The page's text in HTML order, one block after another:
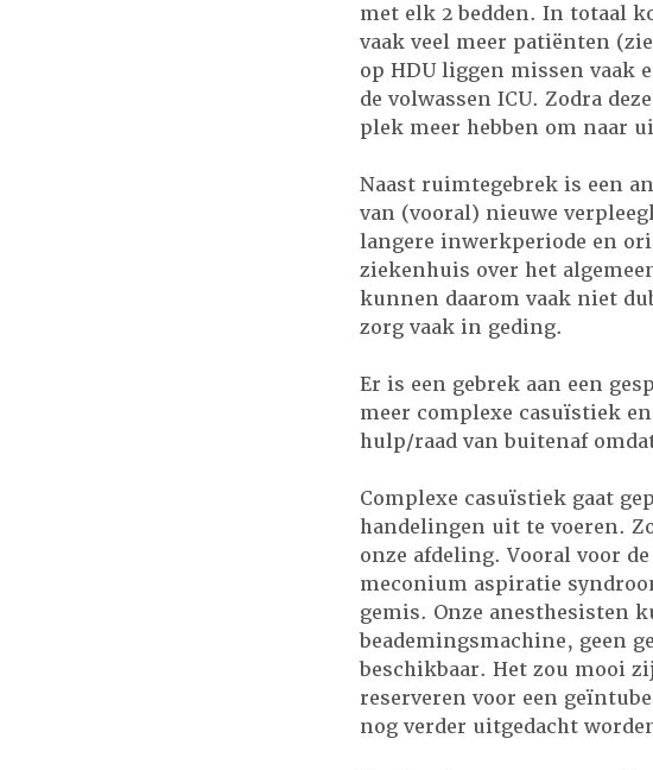
met elk 2 bedden. In totaal
vaak veel meer patiënten
op HDU liggen missen vaak
de volwassen ICU. Zodra
plek meer hebben om naar
Naast ruimtegebrek is een
van (vooral) nieuwe
langere inwerkperiode en
ziekenhuis over het
kunnen daarom vaak niet
zorg vaak in geding.
Er is een gebrek aan een
meer complexe casuïstiek
hulp/raad van buitenaf
Complexe casuïstiek gaat
handelingen uit te voeren.
onze afdeling. Vooral voor
meconium aspiratie
gemis. Onze anesthesisten
beademingsmachine, geen
beschikbaar. Het zou mooi
reserveren voor een
nog verder uitgedacht